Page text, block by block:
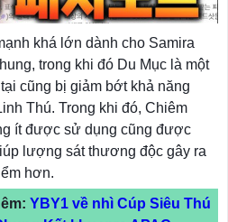
khá lớn dành cho Samira
trong khi đó Du Mục là một
cũng bị giảm bớt khả năng
Thú. Trong khi đó, Chiêm
ít được sử dụng cũng được
lượng sát thương độc gây ra
hơn.
YBY1 về nhì Cúp Siêu Thú